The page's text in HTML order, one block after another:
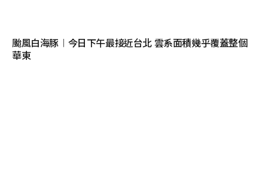
颱風白海豚︱今日下午最接近台北 雲系面積幾乎覆蓋整個
華東